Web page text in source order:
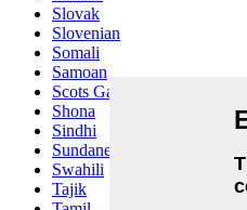
Slovak
Slovenian
Somali
Samoan
Scots Gaelic
Shona
Sindhi
Sundanese
Swahili
Tajik